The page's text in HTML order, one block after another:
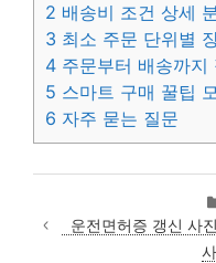
2 배송비 조건 상세
3 최소 주문 단위별
4 주문부터 배송까지
5 스마트 구매 꿀팁
6 자주 묻는 질문
운전면허증 갱신 사